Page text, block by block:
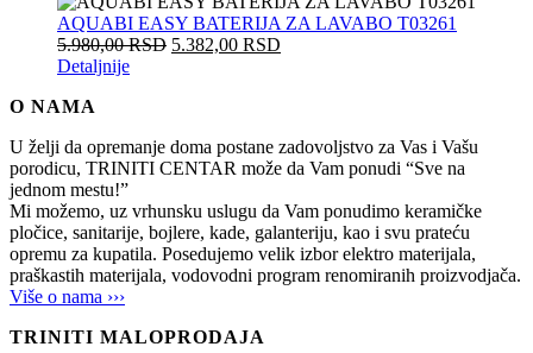
AQUABI EASY BATERIJA ZA LAVABO T03261
5.980,00RSD 5.382,00 RSD
Detaljnije
O NAMA
U želji da opremanje doma postane zadovoljstvo za Vas i Vašu
porodicu, TRINITI CENTAR može da Vam ponudi “Sve na
jednom mestu!”
Mi možemo, uz vrhunsku uslugu da Vam ponudimo keramičke
pločice, sanitarije, bojlere, kade, galanteriju, kao i svu prateću
opremu za kupatila. Posedujemo velik izbor elektro materijala,
praškastih materijala, vodovodni program renomiranih proizvodjača.
Više o nama ›››
TRINITI MALOPRODAJA